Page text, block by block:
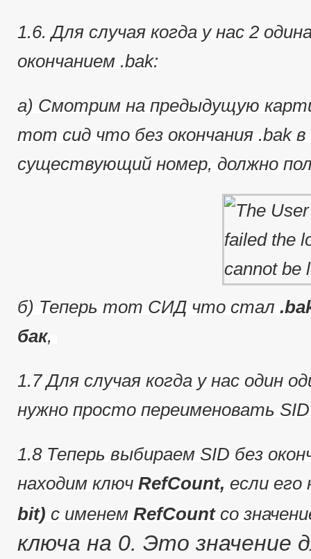
1.6. Для случая когда у нас 2
окончанием .bak:
a) Смотрим на предыдущую
тот сид что без окончания .bak
существующий номер, должно
б) Теперь тот СИД что стал
бак,
1.7 Для случая когда у нас один
нужно просто переименовать
1.8 Теперь выбираем SID без
находим ключ RefCount, если
bit) с именем RefCountсо
ключа на 0. Это значение